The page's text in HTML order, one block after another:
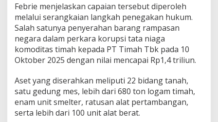
Febrie menjelaskan capaian tersebut diperoleh
melalui serangkaian langkah penegakan hukum.
Salah satunya penyerahan barang rampasan
negara dalam perkara korupsi tata niaga
komoditas timah kepada PT Timah Tbk pada 10
Oktober 2025 dengan nilai mencapai Rp1,4 triliun.
Aset yang diserahkan meliputi 22 bidang tanah,
satu gedung mes, lebih dari 680 ton logam timah,
enam unit smelter, ratusan alat pertambangan,
serta lebih dari 100 unit alat berat.